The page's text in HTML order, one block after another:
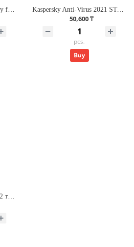
Kaspersky Endpoint Security for Business - Select. 1 50-99 Node 1 year Renewal License Kaspersky Anti-Virus 2021 STAN and Caucasus Edition. 2- Desktop 1 year Renewal Retail Pack
50,600 ₸
pcs.
Buy
Kaspersky Anti-Virus 2020 2 төхөөрөмж